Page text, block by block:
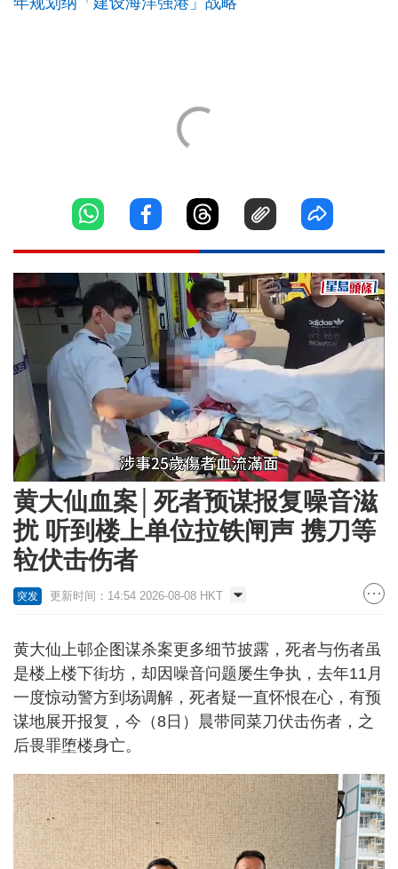
Unmute Loaded:
26.50%
黄大仙血案│死者预谋报复噪音滋
扰 听到楼上单位拉铁闸声 携刀等
䢂伏击伤者
突发 更新时间：14:54 2026-08-08 HKT
黄大仙上邨企图谋杀案更多细节披露，死者与伤者虽
是楼上楼下街坊，却因噪音问题屡生争执，去年11月
一度惊动警方到场调解，死者疑一直怀恨在心，有预
谋地展开报复，今（8日）晨带同菜刀伏击伤者，之
后畏罪堕楼身亡。